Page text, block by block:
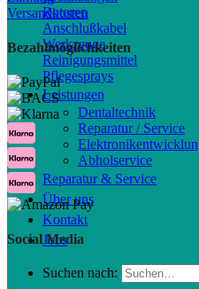
Rotoren
Anschlußkabel
Werkzeuge
Reinigungsmittel
Pflegesprays
Leistungen
Dentaltechnik
Reparatur / Service
Abholservice
Reparatur & Service
Über uns
Kontakt
Jobs
Suchen nach:
Versandkosten
Bezahlmöglichkeiten
Social Media